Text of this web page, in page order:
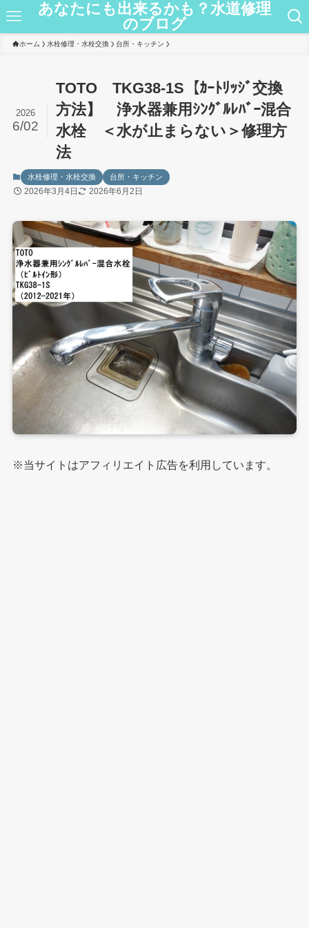
あなたにも出来るかも？水道修理
のブログ
ホーム 水栓修理・水栓交換 台所・キッチン
TOTO TKG38-1S【ｶｰﾄﾘｯｼﾞ交換
方法】 浄水器兼用ｼﾝｸﾞﾙﾚﾊﾞｰ混合
水栓 ＜水が止まらない＞修理方
法
2026
6/02
水栓修理・水栓交換 台所・キッチン
2026年3月4日 2026年6月2日
※当サイトはアフィリエイト広告を利用しています。